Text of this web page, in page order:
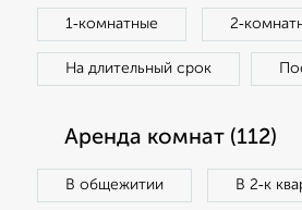
1‑комнатные
На длительный срок
Аренда комнат (112)
В общежитии В 2‑к